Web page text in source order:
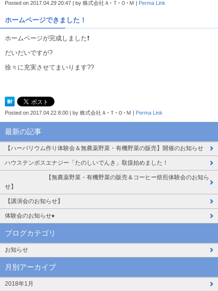
Posted on 2017.04.29 20:47 | by 株式会社Ａ･Ｔ･Ｏ･Ｍ | Perma Link
ホームページできました！
ホームページが完成しました❗
だいだいですが?
徐々に充実させてまいります??
Posted on 2017.04.22 8:00 by 株式会社Ａ･Ｔ･Ｏ･Ｍ Perma Link
最新の記事
【ハーバリウム作り体験会＆無農薬野菜・有機野菜の販売】開催のお知らせ
ハウステンボスエナジー「たのしいでんき」取扱始めました！
【無農薬野菜・有機野菜の販売＆コーヒー焙煎体験会のお知ら
せ】
【講演会のお知らせ】
体験会のお知らせ♦️
ブログカテゴリ
お知らせ
月別アーカイブ
2018年1月